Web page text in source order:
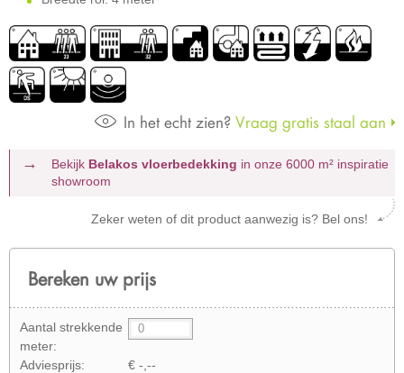
In het echt zien? Vraag gratis staal aan
Bekijk Belakos vloerbedekking in onze 6000 m² inspiratie
showroom
Zeker weten of dit product aanwezig is? Bel ons!
Bereken uw prijs
Aantal strekkende
meter:
Adviesprijs:
€ -,--